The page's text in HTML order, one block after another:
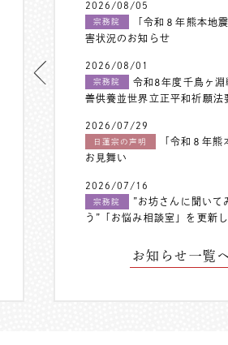
2026/08/05
宗務院
「令和８年熊本地
害状況のお知らせ
2026/08/01
宗務院
令和8年度千鳥ヶ淵
善供養並世界立正平和祈願法
2026/07/29
日蓮宗の声明
「令和８年熊
お見舞い
2026/07/16
宗務院
”お坊さんに聞いて
う”「お悩み相談室」を更新
お知らせ一覧